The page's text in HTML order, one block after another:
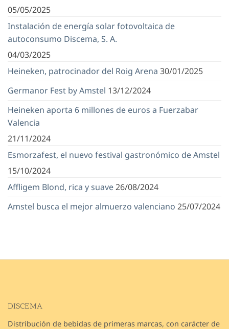
05/05/2025
Instalación de energía solar fotovoltaica de
autoconsumo Discema, S. A.
04/03/2025
Heineken, patrocinador del Roig Arena 30/01/2025
Germanor Fest by Amstel 13/12/2024
Heineken aporta 6 millones de euros a Fuerzabar
Valencia
21/11/2024
Esmorzafest, el nuevo festival gastronómico de Amstel
15/10/2024
Affligem Blond, rica y suave26/08/2024
Amstel busca el mejor almuerzo valenciano 25/07/2024
DISCEMA
Distribución de bebidas de primeras marcas, con carácter de